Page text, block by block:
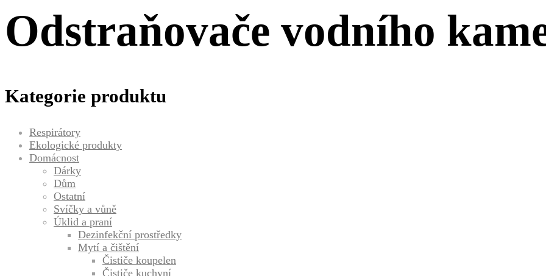
Odstraňovače vodního
Kategorie produktu
Respirátory
Ekologické produkty
Domácnost
Dárky
Dům
Ostatní
Svíčky a vůně
Úklid a praní
Dezinfekční prostředky
Mytí a čištění
Čističe koupelen
Čističe kuchyní